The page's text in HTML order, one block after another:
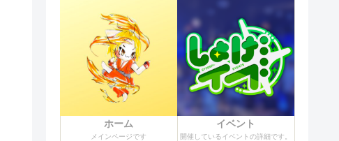
ホーム
メインページです
イベント
開催しているイベントの詳細です。